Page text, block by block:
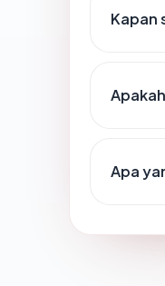
Kapan
Apa